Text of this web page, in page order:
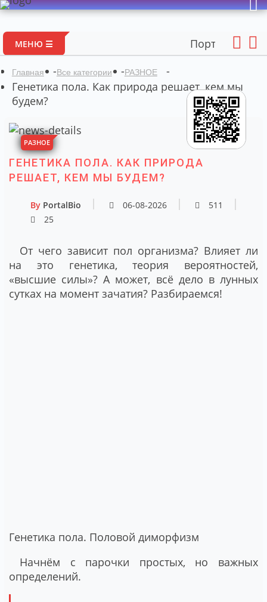
МЕНЮ ☰ Портал авторских
Главная -Все категории -РАЗНОЕ
-
Генетика пола. Как природа решает, кем мы
будем?
РАЗНОЕ
ГЕНЕТИКА ПОЛА. КАК ПРИРОДА
РЕШАЕТ, КЕМ МЫ БУДЕМ?
By PortalBio 06-08-2026
511
25
От чего зависит пол организма? Влияет ли
на это генетика, теория вероятностей,
«высшие силы»? А может, всё дело в лунных
сутках на момент зачатия? Разбираемся!
Генетика пола. Половой диморфизм
Начнём с парочки простых, но важных
определений.